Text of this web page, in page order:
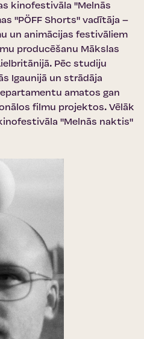
kinofestivāla "Melnās
"PÖFF Shorts" vadītāja –
un animācijas festivāliem
producēšanu Mākslas
Pēc studiju
Igaunijā un strādāja
amatos gan
filmu projektos. Vēlāk
"Melnās naktis"